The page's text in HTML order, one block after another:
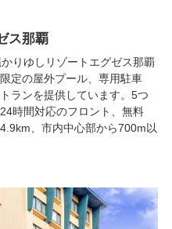
ス那覇
りゆしリゾートエグゼス那覇
定の屋外プール、専用駐車
ランを提供しています。5つ
時間対応のフロント、無料
、市内中心部から700m以